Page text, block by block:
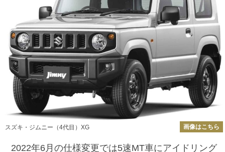
スズキ・ジムニー（4代目）XG 画像はこちら
2022年6月の仕様変更では5速MT車にアイドリング